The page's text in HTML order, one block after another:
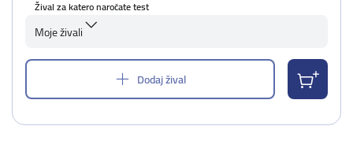
Žival za katero naročate test
Moje živali
Dodaj žival